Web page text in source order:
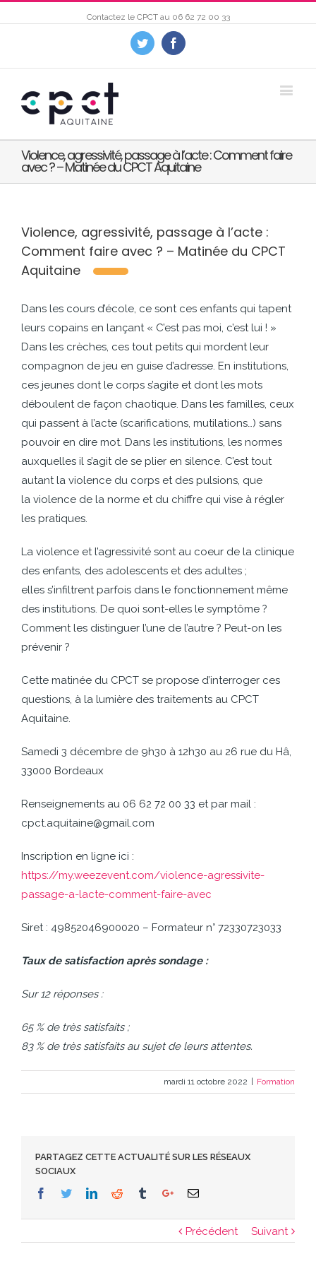
Contactez le CPCT au 06 62 72 00 33
Twitter Facebook
Violence, agressivité, passage à l’acte : Comment faire
avec ? – Matinée du CPCT Aquitaine
Violence, agressivité, passage à l’acte :
Comment faire avec ? – Matinée du CPCT
Aquitaine
Dans les cours d’école, ce sont ces enfants qui tapent
leurs copains en lançant « C’est pas moi, c’est lui ! »
Dans les crèches, ces tout petits qui mordent leur
compagnon de jeu en guise d’adresse. En institutions,
ces jeunes dont le corps s’agite et dont les mots
déboulent de façon chaotique. Dans les familles, ceux
qui passent à l’acte (scarifications, mutilations…) sans
pouvoir en dire mot. Dans les institutions, les normes
auxquelles il s’agit de se plier en silence. C’est tout
autant la violence du corps et des pulsions, que
la violence de la norme et du chiffre qui vise à régler
les pratiques.
La violence et l’agressivité sont au coeur de la clinique
des enfants, des adolescents et des adultes ;
elles s’infiltrent parfois dans le fonctionnement même
des institutions. De quoi sont-elles le symptôme ?
Comment les distinguer l’une de l’autre ? Peut-on les
prévenir ?
Cette matinée du CPCT se propose d’interroger ces
questions, à la lumière des traitements au CPCT
Aquitaine.
Samedi 3 décembre de 9h30 à 12h30 au 26 rue du Hâ,
33000 Bordeaux
Renseignements au 06 62 72 00 33 et par mail :
cpct.aquitaine@gmail.com
Inscription en ligne ici :
https://my.weezevent.com/violence-agressivite-
passage-a-lacte-comment-faire-avec
Siret : 49852046900020 – Formateur n° 72330723033
Taux de satisfaction après sondage :
Sur 12 réponses :
65 % de très satisfaits ;
83 % de très satisfaits au sujet de leurs attentes.
mardi 11 octobre 2022 Formation
PARTAGEZ CETTE ACTUALITÉ SUR LES RÉSEAUX
SOCIAUX
Facebook
TwitterLinkedinReddit TumblrGoogle+Email
Précédent Suivant